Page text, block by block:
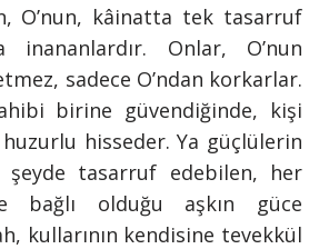
O’nun, kâinatta tek tasarruf
inananlardır. Onlar, O’nun
sadece O’ndan korkarlar.
birine güvendiğinde, kişi
hisseder. Ya güçlülerin
tasarruf edebilen, her
bağlı olduğu aşkın güce
kullarının kendisine tevekkül